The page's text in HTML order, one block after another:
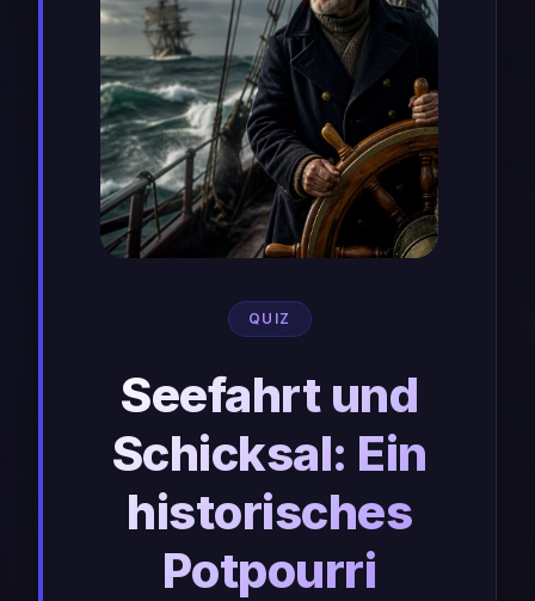
QUIZ
Seefahrt und
Schicksal: Ein
historisches
Potpourri